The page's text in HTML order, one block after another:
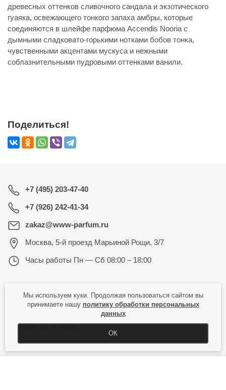
древесных оттенков сливочного сандала и экзотического
гуаяка, освежающего тонкого запаха амбры, которые
соединяются в шлейфе парфюма Accendis Nooria с
дымными сладковато-горькими нотками бобов тонка,
чувственными акцентами мускуса и нежными
соблазнительными пудровыми оттенками ванили.
Поделиться!
+7 (495) 203-47-40
+7 (926) 242-41-34
zakaz@www-parfum.ru
Москва, 5-й проезд Марьиной Рощи, 3/7
Часы работы Пн — Сб 08:00 – 18:00
КАТАЛОГ
ПОКУПАТЕЛЮ
Мы используем куки. Продолжая пользоваться сайтом вы
принимаете нашу политику обработки персональных
данных
ОК